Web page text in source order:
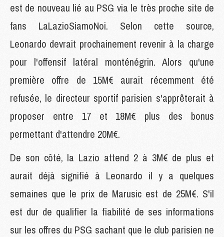
est de nouveau lié au PSG via le très proche site de
fans LaLazioSiamoNoi. Selon cette source,
Leonardo devrait prochainement revenir à la charge
pour l'offensif latéral monténégrin. Alors qu'une
première offre de 15M€ aurait récemment été
refusée, le directeur sportif parisien s'apprêterait à
proposer entre 17 et 18M€ plus des bonus
permettant d'attendre 20M€.
De son côté, la Lazio attend 2 à 3M€ de plus et
aurait déjà signifié à Leonardo il y a quelques
semaines que le prix de Marusic est de 25M€. S'il
est dur de qualifier la fiabilité de ses informations
sur les offres du PSG sachant que le club parisien ne